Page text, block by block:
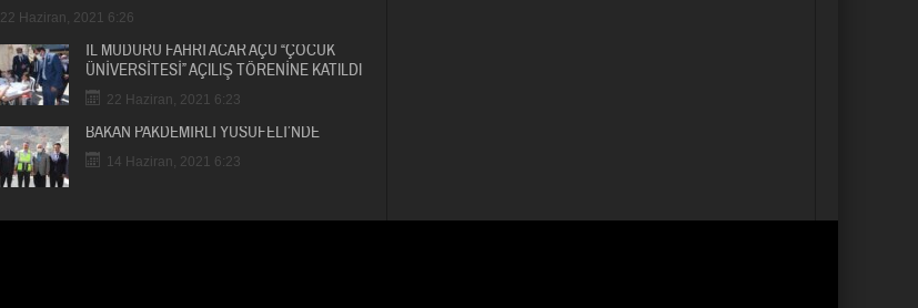
22 Haziran, 2021 6:26
İL MÜDÜRÜ FAHRİ ACAR AÇÜ “ÇOCUK
ÜNİVERSİTESİ” AÇILIŞ TÖRENİNE KATILDI
22 Haziran, 2021 6:23
BAKAN PAKDEMİRLİ YUSUFELİ’NDE
14 Haziran, 2021 6:23